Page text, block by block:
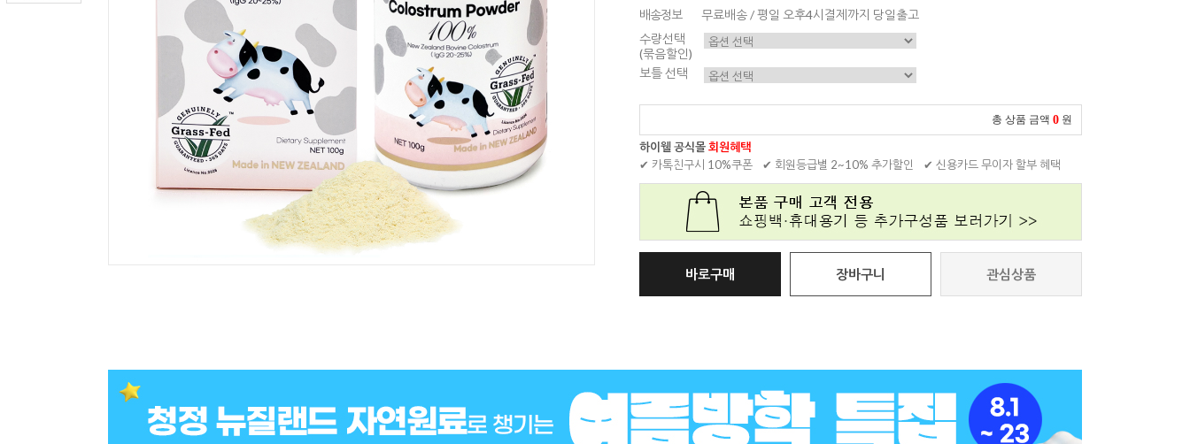
배송정보
무료배송 / 평일 오후4시결제까지 당일출고
수량선택
(묶음할인)
보틀 선택
총 상품 금액 0 원
하이웰 공식몰회원혜택
✔ 카톡친구시 10%쿠폰
✔ 회원등급별 2~10% 추가할인 ✔ 신용카드 무이자 할부 혜택
바로구매 장바구니 관심상품